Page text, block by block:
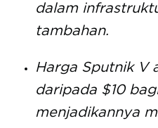
dalam
tambahan.
Harga Sputnik V
daripada $10
menjadikannya